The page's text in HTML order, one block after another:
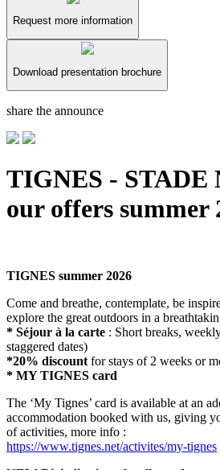
Request more information
Download presentation brochure
share the announce
TIGNES - STADE
our offers summer
TIGNES summer 2026
Come and breathe, contemplate, be
explore the great outdoors in a
* Séjour à la carte : Short breaks,
staggered dates)
*20% discount for stays of 2 weeks or
* MY TIGNES card
The ‘My Tignes’ card is available at an
accommodation booked with us, giving
of activities, more info :
https://www.tignes.net/activites/my-tignes